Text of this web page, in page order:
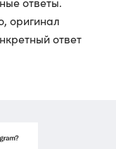
оригинал
ответ